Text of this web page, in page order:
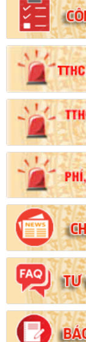
Số:102/2024/
Tên:(Nghị định
Đất đai)
Ngày ban hành: (21/
Số:103/2024/
Tên:(Nghị định
Ngày ban hành: (21/
Số:1731/KH-
Tên:(Kế hoạch
Ngày ban hành: (21/
Số:71/2024/
Tên:(Nghị định
Ngày ban hành: (21/